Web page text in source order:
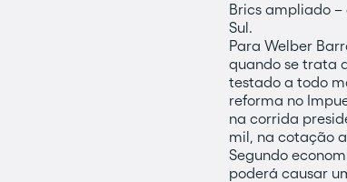
Brics ampliado –
Sul.
Para Welber
quando se trata
testado a todo
reforma no
na corrida
mil, na cotação
Segundo
poderá causar